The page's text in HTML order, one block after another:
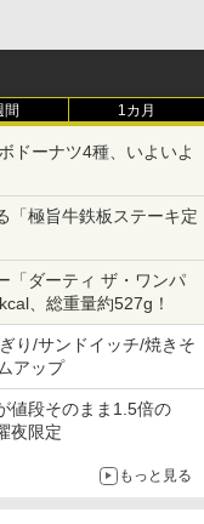
間 1カ月
ドーナツ4種、いよいよ
「極旨牛鉄板ステーキ定
「ダーティ ザ・ワンパ
、総重量約527g！
り/サンドイッチ/焼きそ
アップ
値段そのまま1.5倍の
夜限定
もっと見る